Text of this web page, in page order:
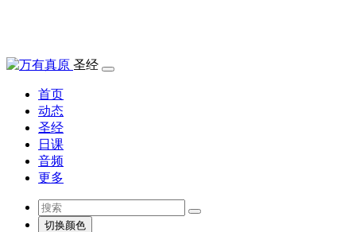
圣经
首页
动态
圣经
日课
音频
更多
切换颜色